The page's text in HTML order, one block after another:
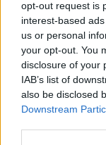
opt-out request is
interest-based
us or personal
your opt-out. You
disclosure of your
IAB’s list of
also be disclosed
Downstream